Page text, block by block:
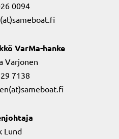
0094
VarMa-hanke
Varjonen
7138
Lund